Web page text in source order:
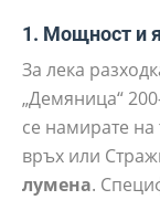
1. Мощност и
За лека
„Демяница“
се намирате
връх или
лумена.